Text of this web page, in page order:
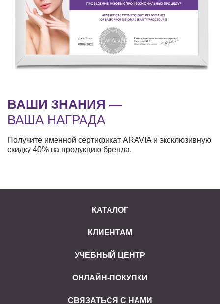
ВАШИ ЗНАНИЯ —
ВАША НАГРАДА
Получите именной сертификат ARAVIA и эксклюзивную
скидку 40% на продукцию бренда.
КАТАЛОГ
КЛИЕНТАМ
УЧЕБНЫЙ ЦЕНТР
ОНЛАЙН-ПОКУПКИ
СВЯЗАТЬСЯ С НАМИ